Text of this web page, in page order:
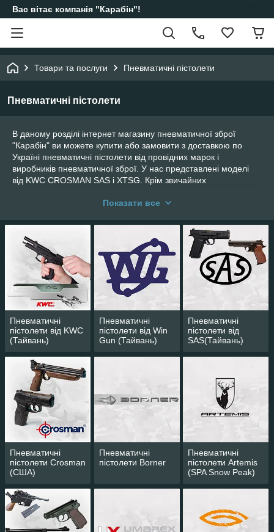
Вас вітає компанія "Карабін"!
Товари та послуги Пневматичні пістолети
Пневматичні пістолети
В даному розділі інтернет магазину пневматичної зброї
"Карабін" ви можете купити або замовити з доставкою по
Україні пневматичні пістолети від провідних марок і
виробників пневматичної зброї. У нас представлені моделі
від KWC CROSMAN SAS і XTSG. Крім звичайних
мультикомпресионные пістолети Crosman
Всі пневматична зброя,що купується в
нашому магазині,має максимальний
калібр 4,5 мм та згідно з законодавством
України,не потребує дозвільних
документів та обмежень на його
придбання,носіння та використання. Всі
особи,що досягли 18 років,мають змогу
придбати у нас будь-яку пневматику і
Показати все
Пневматичні
пістолети від KWC
(Тайвань)
Пневматичні
пістолети від Win
Gun (Тайвань)
Пневматичні
пістолети від
SAS(Тайвань)
Пневматичні
пістолети Crosman
(США)
Пневматичні
пістолети Borner
Пневматичні
пістолети Artemis
(SPA Snow Peak)